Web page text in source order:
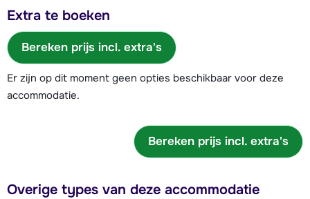
Extra te boeken
Bereken prijs incl. extra's
Er zijn op dit moment geen opties beschikbaar voor deze
accommodatie.
Bereken prijs incl. extra's
Overige types van deze accommodatie